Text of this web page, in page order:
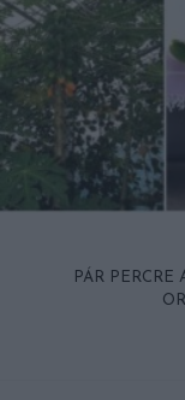
PÁR